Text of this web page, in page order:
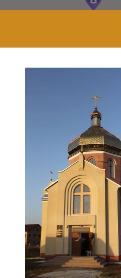
7
4